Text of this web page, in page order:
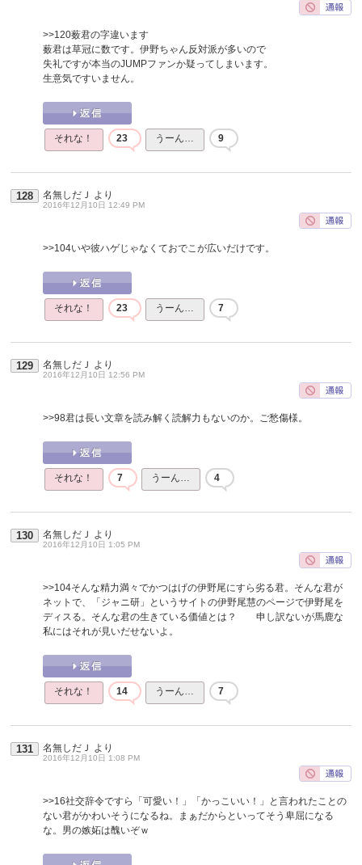
>>120薮君の字違います
薮君は草冠に数です。伊野ちゃん反対派が多いので
失礼ですが本当のJUMPファンか疑ってしまいます。
生意気ですいません。
それな！ 23 うーん… 9
128 名無しだＪ より
2016年12月10日 12:49 PM
>>104いや彼ハゲじゃなくておでこが広いだけです。
それな！ 23 うーん… 7
129 名無しだＪ より
2016年12月10日 12:56 PM
>>98君は長い文章を読み解く読解力もないのか。ご愁傷様。
それな！ 7 うーん… 4
130 名無しだＪ より
2016年12月10日 1:05 PM
>>104そんな精力満々でかつはげの伊野尾にすら劣る君。そんな君が
ネットで、「ジャニ研」というサイトの伊野尾慧のページで伊野尾を
ディスる。そんな君の生きている価値とは？ 申し訳ないが馬鹿な
私にはそれが見いだせないよ。
それな！ 14 うーん… 7
131 名無しだＪ より
2016年12月10日 1:08 PM
>>16社交辞令ですら「可愛い！」「かっこいい！」と言われたことの
ない君がかわいそうになるね。まぁだからといってそう卑屈になる
な。男の嫉妬は醜いぞｗ